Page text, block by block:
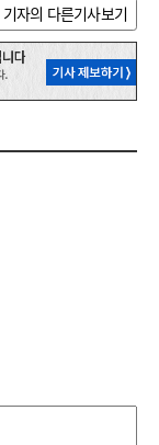
기자의 다른기사보기